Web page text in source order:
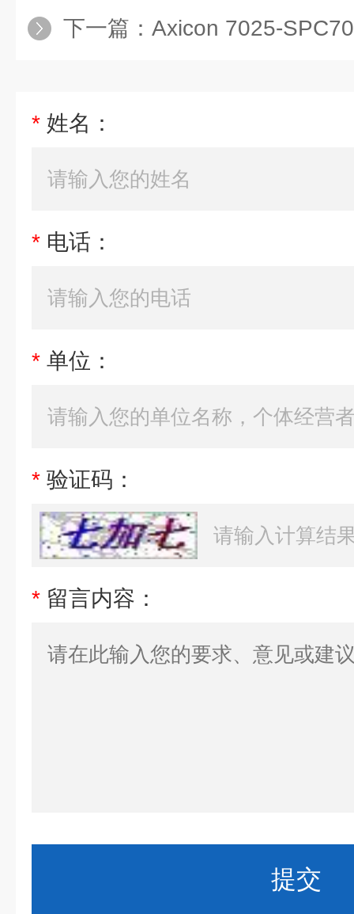
下一篇： Axicon 7025-SPC7025S一维
* 姓名：
* 电话：
* 单位：
* 验证码：
* 留言内容：